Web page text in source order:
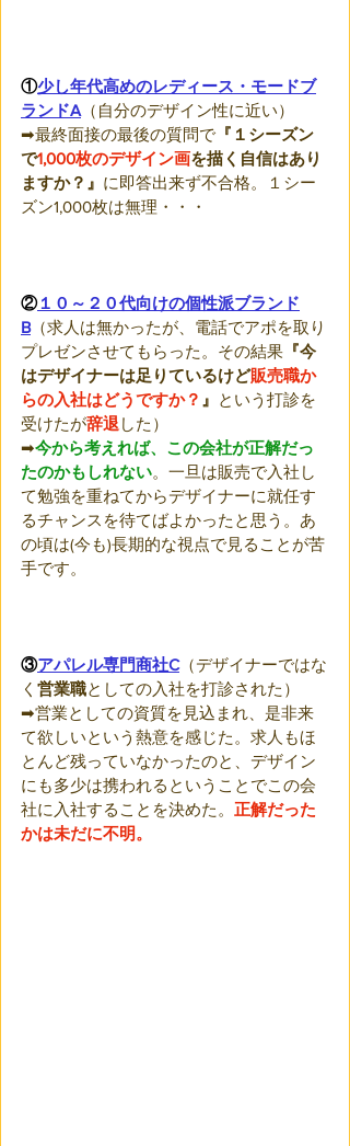
①少し年代高めのレディース・モードブ
ランドA （自分のデザイン性に近い）
➡最終面接の最後の質問で 『１シーズン
で1,000枚のデザイン画を描く自信はあり
ますか？』 に即答出来ず不合格。１シー
ズン1,000枚は無理・・・
②１０～２０代向けの個性派ブランド
B（求人は無かったが、電話でアポを取り
プレゼンさせてもらった。その結果 『今
はデザイナーは足りているけど販売職か
らの入社はどうですか？ 』 という打診を
受けたが辞退 した）
➡今から考えれば、この会社が正解だっ
たのかもしれない。一旦は販売で入社し
て勉強を重ねてからデザイナーに就任す
るチャンスを待てばよかったと思う。あ
の頃は(今も)長期的な視点で見ることが苦
手です。
③アパレル専門商社C（デザイナーではな
く 営業職としての入社を打診された）
➡営業としての資質を見込まれ、是非来
て欲しいという熱意を感じた。求人もほ
とんど残っていなかったのと、デザイン
にも多少は携われるということでこの会
社に入社することを決めた。 正解だった
かは未だに不明。